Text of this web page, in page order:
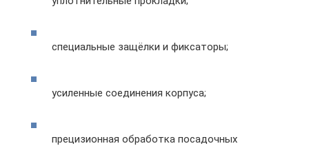
специальные защёлки и фиксаторы;
усиленные соединения корпуса;
прецизионная обработка посадочных